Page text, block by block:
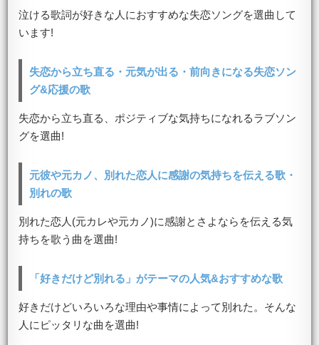
泣ける歌詞が好きな人におすすめな失恋ソングを選曲して
います!
失恋から立ち直る・元気が出る・前向きになる失恋ソン
グ&応援の歌
失恋から立ち直る、ポジティブな気持ちになれるラブソン
グを選曲!
元彼や元カノ、別れた恋人に感謝の気持ちを伝える歌・
別れの歌
別れた恋人(元カレや元カノ)に感謝とさよならを伝える気
持ちを歌う曲を選曲!
「好きだけど別れる」がテーマの人気&おすすめな歌
好きだけどいろいろな理由や事情によって別れた。そんな
人にピッタリな曲を選曲!